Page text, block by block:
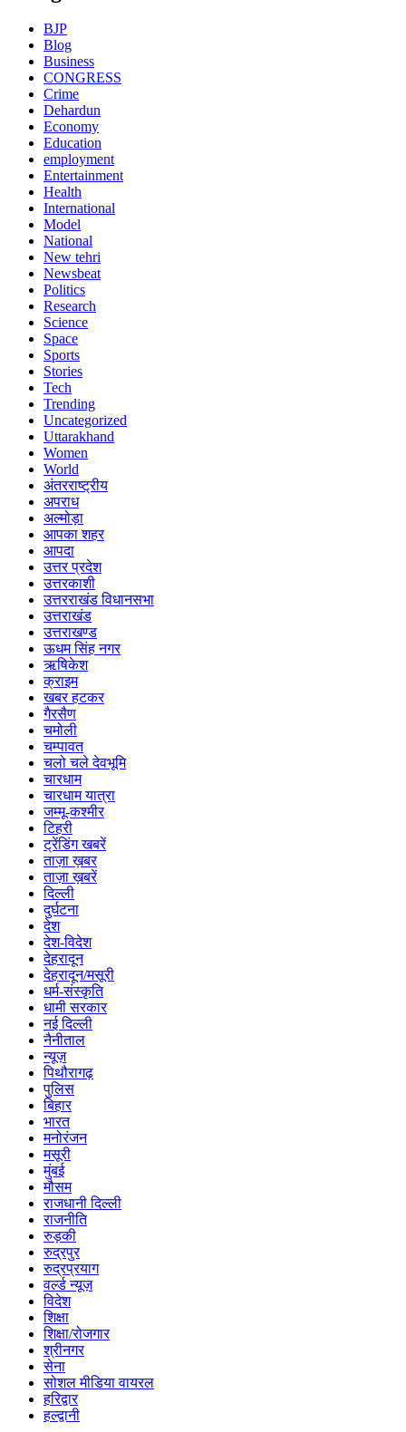
BJP
Blog
Business
CONGRESS
Crime
Dehardun
Economy
Education
employment
Entertainment
Health
International
Model
National
New tehri
Newsbeat
Politics
Research
Science
Space
Sports
Stories
Tech
Trending
Uncategorized
Uttarakhand
Women
World
अंतरराष्ट्रीय
अपराध
अल्मोड़ा
आपका शहर
आपदा
उत्तर प्रदेश
उत्तरकाशी
उत्तरराखंड विधानसभा
उत्तराखंड
उत्तराखण्ड
ऊधम सिंह नगर
ऋषिकेश
क्राइम
खबर हटकर
गैरसैण
चमोली
चम्पावत
चलो चले देवभूमि
चारधाम
चारधाम यात्रा
जम्मू-कश्मीर
टिहरी
ट्रेंडिंग खबरें
ताज़ा ख़बर
ताज़ा ख़बरें
दिल्ली
दुर्घटना
देश
देश-विदेश
देहरादून
देहरादून/मसूरी
धर्म-संस्कृति
धामी सरकार
नई दिल्ली
नैनीताल
न्यूज़
पिथौरागढ़
पुलिस
बिहार
भारत
मनोरंजन
मसूरी
मुंबई
मौसम
राजधानी दिल्ली
राजनीति
रुड़की
रुद्रपुर
रुद्रप्रयाग
वर्ल्ड न्यूज़
विदेश
शिक्षा
शिक्षा/रोजगार
श्रीनगर
सेना
सोशल मीडिया वायरल
हरिद्वार
हल्द्वानी